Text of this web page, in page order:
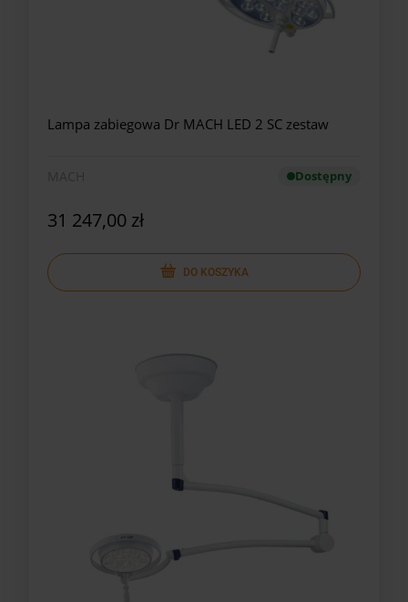
Lampa zabiegowa Dr MACH LED 2 SC zestaw
Dostępny
31 247,00 zł
DO KOSZYKA